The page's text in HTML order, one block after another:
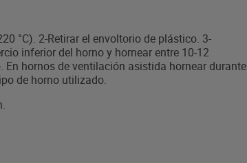
°C). 2-Retirar el envoltorio de plástico. 3-
inferior del horno y hornear entre 10-12
hornos de ventilación asistida hornear durante
de horno utilizado.